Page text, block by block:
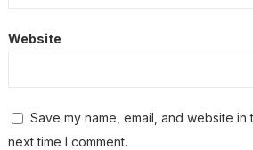
Website
Save my name, email, and website
next time I comment.